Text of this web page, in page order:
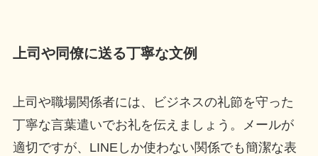
上司や同僚に送る丁寧な文例
上司や職場関係者には、ビジネスの礼節を守った
丁寧な言葉遣いでお礼を伝えましょう。メールが
適切ですが、LINEしか使わない関係でも簡潔な表